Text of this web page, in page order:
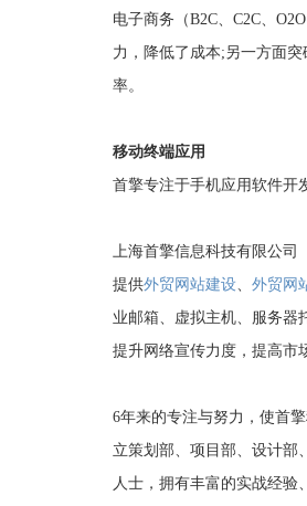
电子商务（B2C、C2C、
力，降低了成本;另一方面
率。
移动终端应用
首擎专注于手机应用软件开
上海首擎信息科技有限公
提供外贸网站建设 外贸网
业邮箱、虚拟主机、服务器
提升网络宣传力度，提高市
6年来的专注与努力，使首
立策划部、项目部、设计部
人士，拥有丰富的实战经验